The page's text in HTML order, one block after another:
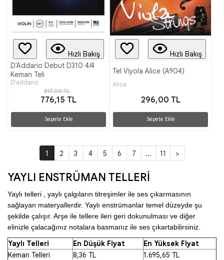
Hızlı Bakış
D'Addario Debut D310 4/4
Keman Teli
D'addario
817,00 TL
776,15 TL
Sepete Ekle
Hızlı Bakış
Tel Viyola Alice (A904)
Alice
296,00 TL
Sepete Ekle
1 2 3 4 5 6 7 ... 11 >
YAYLI ENSTRÜMAN TELLERİ
Yaylı telleri , yaylı çalgıların titreşimler ile ses çıkarmasının
sağlayan materyallerdir. Yaylı enstrümanlar temel düzeyde şu
şekilde çalışır. Arşe ile tellere ileri geri dokunulması ve diğer
elinizle çalacağınız notalara basmanız ile ses çıkartabilirsiniz.
Yaylı Telleri En Düşük Fiyat
En Yüksek Fiyat
Keman Telleri
8,36 TL
1.695,65 TL